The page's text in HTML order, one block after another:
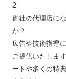
2
御社の代理店に
か？
広告や技術指導
ご提供いたしま
ートや多くの特